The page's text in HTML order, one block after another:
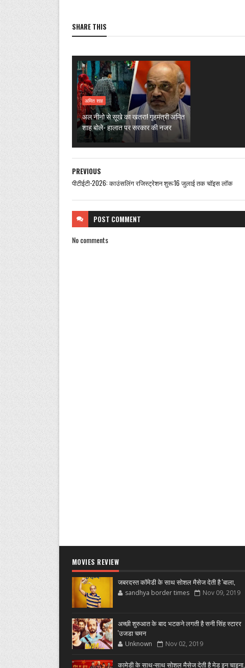
SHARE THIS
अमित शाह
अल नीनो से सूखे का खतरा! गृहमंत्री अमित
शाह बोले- हालात पर सरकार की नजर
PREVIOUS
पीटीईटी-2026: काउंसलिंग रजिस्ट्रेशन शुरू:16 जुलाई तक चॉइस लॉक
POST COMMENT
No comments
MOVIES REVIEW
जबरदस्त कॉमेडी के साथ सोशल मैसेज देती है 'बाला,
sandhya border times Nov 09, 2019
अच्छी शुरुआत के बाद भटकने लगती है सनी सिंह स्टारर
'उजडा चमन
Unknown Nov 02, 2019
कामेडी के साथ-साथ सोशल मैसेज देती है मेड इन चाइना,